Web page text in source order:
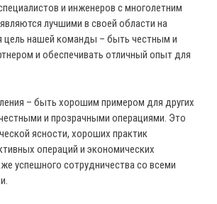
и инженеров с многолетним
лучшими в своей области на
цель нашей команды – быть честным и
и обеспечивать отличный опыт для
– быть хорошим примером для других
и прозрачными операциями. Это
ясности, хороших практик
операций и экономических
успешного сотрудничества со всеми